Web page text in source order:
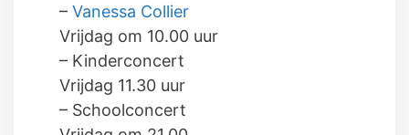
– Vanessa Collier
Vrijdag om 10.00 uur
– Kinderconcert
Vrijdag 11.30 uur
– Schoolconcert